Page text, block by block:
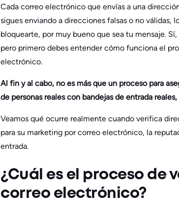
Cada correo electrónico que envías a una
sigues enviando a direcciones falsas o no
bloquearte, por muy bueno que sea tu mensaje.
pero primero debes entender cómo funciona el
electrónico.
Al fin y al cabo, no es más que un proceso para
de personas reales con bandejas de entrada
Veamos qué ocurre realmente cuando verifica
para su marketing por correo electrónico, la
entrada.
¿Cuál es el proceso de
correo electrónico?